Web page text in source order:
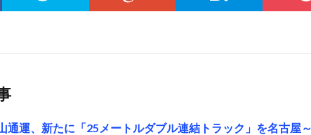
通運、新たに「25メートルダブル連結トラック」を名古屋